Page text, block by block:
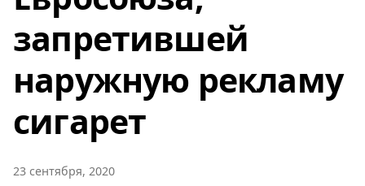
запретившей
наружную рекламу
сигарет
23 сентября, 2020